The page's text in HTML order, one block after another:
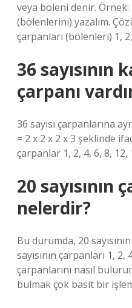
veya böleni denir. Örnek:
(bölenlerini) yazalım.
çarpanları (bölenleri) 1,
36 sayısının
çarpanı
36 sayısı çarpanlarına
= 2 x 2 x 2 x 3 şeklinde
çarpanlar 1, 2, 4, 6, 8, 12,
20 sayısının
nelerdir?
Bu durumda, 20
sayısının çarpanları 1, 2,
çarpanlarını nasıl
bulmak çok basit bir